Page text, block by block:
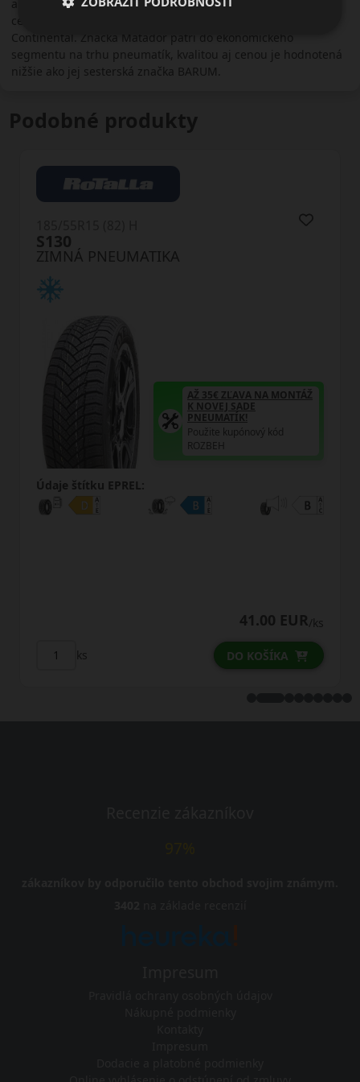
autoplášťov. Spolupráca s Continentalom vyústila do predaja
celej divíze pneumatík spoločnosti Matador koncernu
Continental. Značka Matador patrí do ekonomického
segmentu na trhu pneumatík, kvalitou aj cenou je hodnotená
nižšie ako jej sesterská značka BARUM.
Podobné produkty
ZIMNÁ PNEUMATIKA
S130
AŽ 35€ ZĽAVA NA MONTÁŽ
K NOVEJ SADE
PNEUMATÍK!
Použite kupónový kód
ROZBEH
Údaje štítku EPREL:
41.00 EUR/ks
ks DO KOŠÍKA